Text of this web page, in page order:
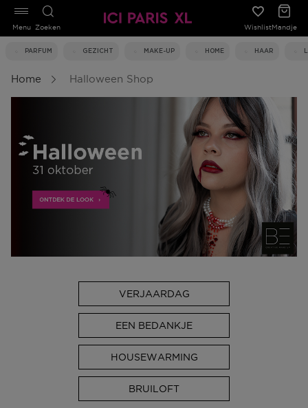
Zoeken WishlistMandje
PARFUM GEZICHT MAKE-UP HOME HAAR
Menu
Home Halloween Shop
VERJAARDAG
EEN BEDANKJE
HOUSEWARMING
BRUILOFT